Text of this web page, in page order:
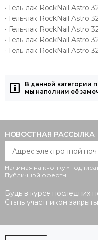
• Гель-лак RockNail Astro
• Гель-лак RockNail Astro
• Гель-лак RockNail Astro
• Гель-лак RockNail Astro
• Гель-лак RockNail Astro
В данной категории
мы наполним её
НОВОСТНАЯ РАССЫЛКА
Нажимая на кнопку
Публичной оферты.
Будь в курсе последних
Стань участником